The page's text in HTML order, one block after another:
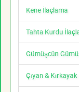
Kene İlaçlama
Tahta Kurdu
Gümüşcün
Çıyan &